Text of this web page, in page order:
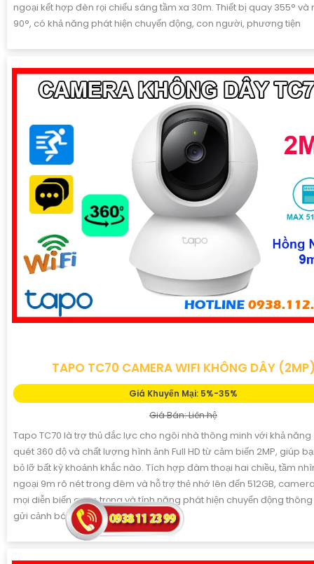
ngoại kết hợp đèn rọi chiếu sáng tầm xa 30m. Thiết bị quay 355° và
90°, có khả năng phát hiện chuyển động, con người, phương tiện
TAPO TC70 CAMERA WIFI KHÔNG DÂY
Giá Khuyến Mại: 5%-35%
Giá Bán: Liên hệ
Tapo TC70 là trợ thủ đắc lực cho ngôi nhà thông minh với khả
quét 360 độ và chất lượng hình ảnh Full HD từ cảm biến 2MP, giúp
bỏ lỡ bất kỳ khoảnh khắc nào. Tích hợp đàm thoại hai chiều, tầm
ngoại 9m rõ nét trong đêm và hỗ trợ thẻ nhớ lên đến 512GB,
mọi diễn biến quan trọng và tính năng phát hiện chuyển động
gửi cảnh báo